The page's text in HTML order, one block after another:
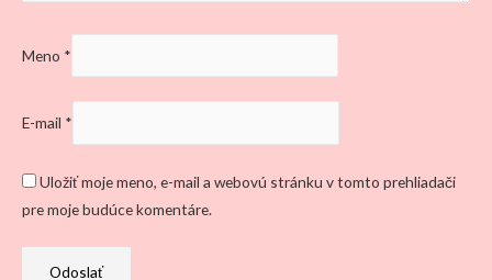
Meno *
E-mail *
Uložiť moje meno, e-mail a webovú stránku v tomto prehliadači
pre moje budúce komentáre.